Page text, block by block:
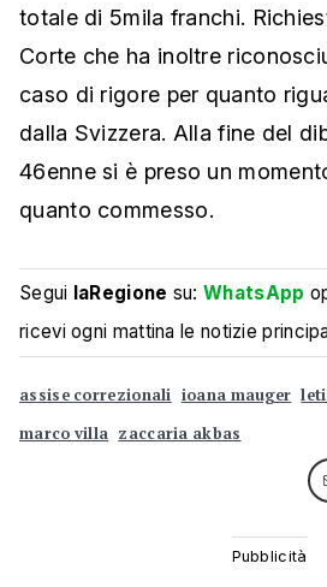
totale di 5mila franchi.
Corte che ha inoltre
caso di rigore per quanto
dalla Svizzera. Alla fine del
46enne si è preso un
quanto commesso.
Segui laRegione su:WhatsApp
ricevi ogni mattina le notizie
assise correzionali ioana mauger
marco villa zaccaria akbas